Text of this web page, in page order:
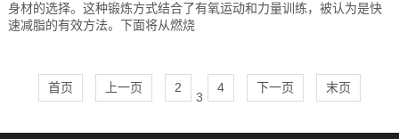
身材的选择。这种锻炼方式结合了有氧运动和力量训练，被认为是快
速减脂的有效方法。下面将从燃烧
首页 上一页 2
3
4 下一页 末页